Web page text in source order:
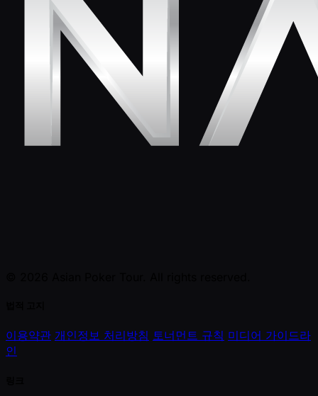
이용약관 개인정보 처리방침 토너먼트 규칙 미디어 가이드라
인